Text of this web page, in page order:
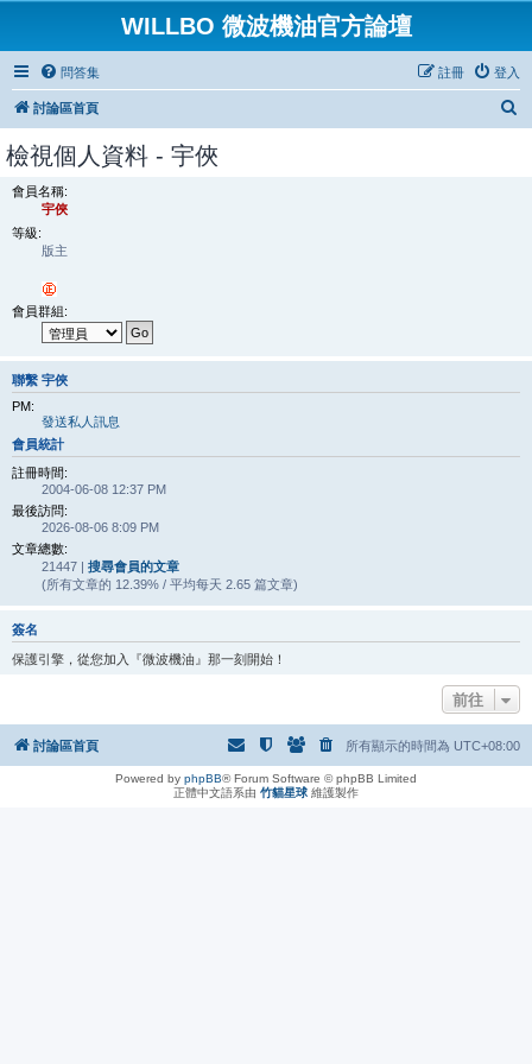
WILLBO 微波機油官方論壇
問答集 登入
註冊
討論區首頁
檢視個人資料 - 宇俠
會員名稱:
宇俠
等級:
版主
會員群組:
聯繫 宇俠
PM:
發送私人訊息
會員統計
註冊時間:
2004-06-08 12:37 PM
最後訪問:
2026-08-06 8:09 PM
文章總數:
21447 | 搜尋會員的文章
(所有文章的 12.39% / 平均每天 2.65 篇文章)
簽名
保護引擎，從您加入『微波機油』那一刻開始！
前往
討論區首頁 所有顯示的時間為 UTC+08:00
Powered by phpBB® Forum Software © phpBB Limited
正體中文語系由 竹貓星球 維護製作